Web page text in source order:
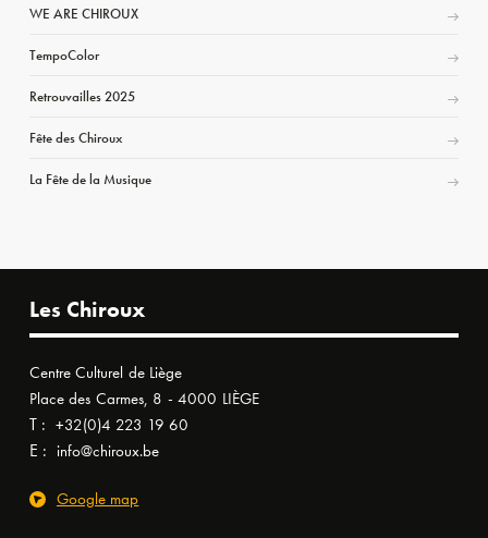
WE ARE CHIROUX
TempoColor
Retrouvailles 2025
Fête des Chiroux
La Fête de la Musique
Les Chiroux
Centre Culturel de Liège
Place des Carmes, 8 - 4000 LIÈGE
T : +32(0)4 223 19 60
E : info@chiroux.be
Google map